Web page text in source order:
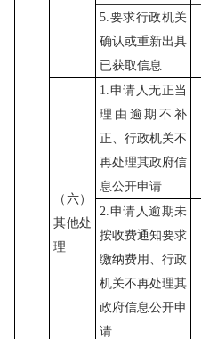
5.要求行政机关
确认或重新出具
已获取信息
（六）
其他处
理
1.申请人无正当
理由逾期不补
正、行政机关不
再处理其政府信
息公开申请
2.申请人逾期未
按收费通知要求
缴纳费用、行政
机关不再处理其
政府信息公开申
请